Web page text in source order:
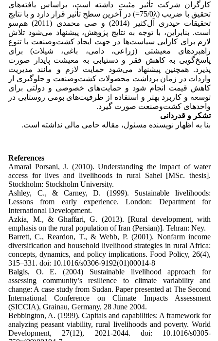
کارگران شرکت تأثیر مثبت داشته است، براساس یافته‌های
تحقیق با ضریب (75/0λ=) در آخرین سطح تأثیر قرار دارد و با نتایج
تحقیقات حیدری آل‌کثیر (2014) و صی محمدی (2011) هم‌سو
است. بنابراین، با توجه به نتایج پژوهش، پیشنهاد می‌شود تلاش
لازم برای کارایی سیاست‌ها در جهت ایجاد کشت‌وصنعت با تنوع
راهبردهای معیشتی (زراعی، دامی، باغی، شیلات) برای
پاسخ‌گویی به کاهش فقر و دستیابی به معیشت پایدار صورت
پذیرد. همچنین پیشنهاد می‌شود حمایت لازم و مانند مدیریت
واردات در زمان برداشت محصولات کشت‌وصنعت و جلوگیری از
کاهش قیمت انجام شود و حمایت‌های خصوصی و دولتی برای
توسعه و کاربرد بهتر و استفاده از ظرفیت‌های بومی روستایی در
واحدهای کشت‌وصنعت صورت گیرد.
تشکر و قدردانی
بنا به اظهار نویسنده مسئول، مقاله حامی مالی نداشته است.
References
Amaral Porsani, J. (2010). Understanding the impact of water
access for lives and livelihoods in rural Sahel [MSc. thesis].
Stockholm: Stockholm University.
Ashley, C., & Carney, D. (1999). Sustainable livelihoods:
Lessons from early experience. London: Department for
International Development.
Azkia, M., & Ghaffari, G. (2013). [Rural development, with
emphasis on the rural population of Iran (Persian)]. Tehran: Ney.
Barrett, C., Reardon, T., & Webb, P. (2001). Nonfarm income
diversification and household livelihood strategies in rural Africa:
concepts, dynamics, and policy implications. Food Policy, 26(4),
315–331. doi: 10.1016/s0306-9192(01)00014-8
Balgis, O. E. (2004) Sustainable livelihood approach for
assessing community’s resilience to climate variability and
change: A case study from Sudan. Paper presented at The Second
International Conference on Climate Impacts Assessment
(SICCIA), Grainau, Germany, 28 June 2004.
Bebbington, A. (1999). Capitals and capabilities: A framework for
analyzing peasant viability, rural livelihoods and poverty. World
Development, 27(12), 2021-2044. doi: 10.1016/s0305-